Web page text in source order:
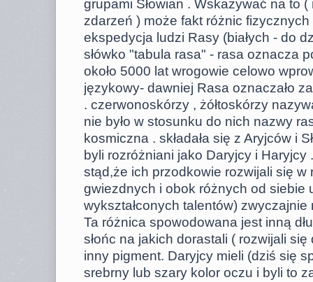
grupami Słowian . Wskazywać na to
zdarzeń ) może fakt różnic
ekspedycja ludzi Rasy (białych - do
słówko "tabula rasa" - rasa oznacza
około 5000 lat wrogowie celowo
językowy- dawniej Rasa oznaczało
. czerwonoskórzy , żółtoskórzy
nie było w stosunku do nich nazwy
kosmiczna . składała się z Aryjców i
byli rozróżniani jako Daryjcy i Haryjcy
stąd,że ich przodkowie rozwijali się w
gwiezdnych i obok różnych od siebie
wykształconych talentów)
Ta różnica spowodowana jest inną
słońc na jakich dorastali ( rozwijali się
inny pigment. Daryjcy mieli (dziś się
srebrny lub szary kolor oczu i byli to